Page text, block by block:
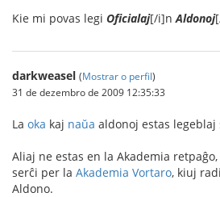
Kie mi povas legi Oficialaj[/i]n Aldonoj
darkweasel (Mostrar o perfil)
31 de dezembro de 2009 12:35:33
La oka kaj naŭa aldonoj estas legeblaj
Aliaj ne estas en la Akademia
serĉi per la Akademia Vortaro, kiuj
Aldono.